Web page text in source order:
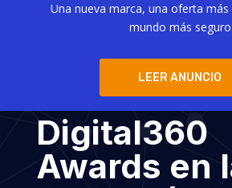
Una nueva marca, una oferta más
mundo más seguro
LEER ANUNCIO
Cyber Guru
por
Digital360
Awards en